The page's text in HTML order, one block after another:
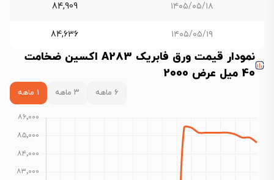
۱۴۰۵/۰۵/۱۸ 84,909
۱۴۰۵/۰۵/۱۹ 84,636
نمودار قیمت ورق فابریک A283 اکسین ضخامت
40 میل عرض 2000
۶ ماهه ۳ ماهه ۱ ماهه